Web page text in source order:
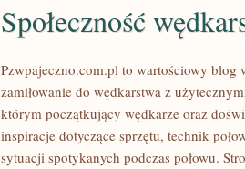
Społeczność
Pzwpajeczno.com.pl to wartościowy blog
zamiłowanie do wędkarstwa z
którym początkujący wędkarze oraz
inspiracje dotyczące sprzętu, technik
sytuacji spotykanych podczas połowu.